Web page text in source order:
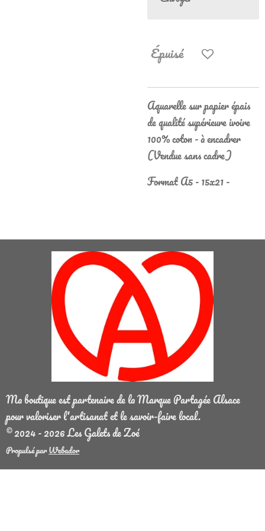
Épuisé
Aquarelle sur papier épais
de qualité supérieure ivoire
100% coton - à encadrer
(Vendue sans cadre)
Format A5 - 15x21 -
Ma boutique est partenaire de la Marque Partagée Alsace
pour valoriser l'artisanat et le savoir-faire local.
© 2024 - 2026 Les Galets de Zoé
Propulsé parWebador